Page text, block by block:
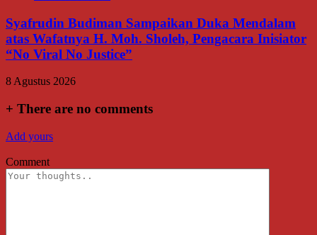
Syafrudin Budiman Sampaikan Duka Mendalam
atas Wafatnya H. Moh. Sholeh, Pengacara Inisiator
“No Viral No Justice”
8 Agustus 2026
+ There are no comments
Add yours
Comment